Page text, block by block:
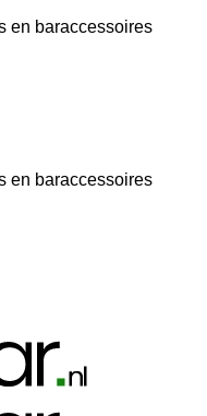
en baraccessoires
en baraccessoires